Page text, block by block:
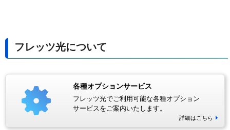
フレッツ光について
各種オプションサービス
フレッツ光でご利用可能な各種オプション
サービスをご案内いたします。
詳細はこちら